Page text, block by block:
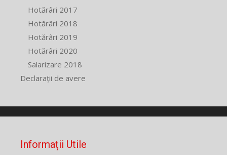
Hotărâri 2017
Hotărâri 2018
Hotărâri 2019
Hotărâri 2020
Salarizare 2018
Declarații de avere
Informații Utile